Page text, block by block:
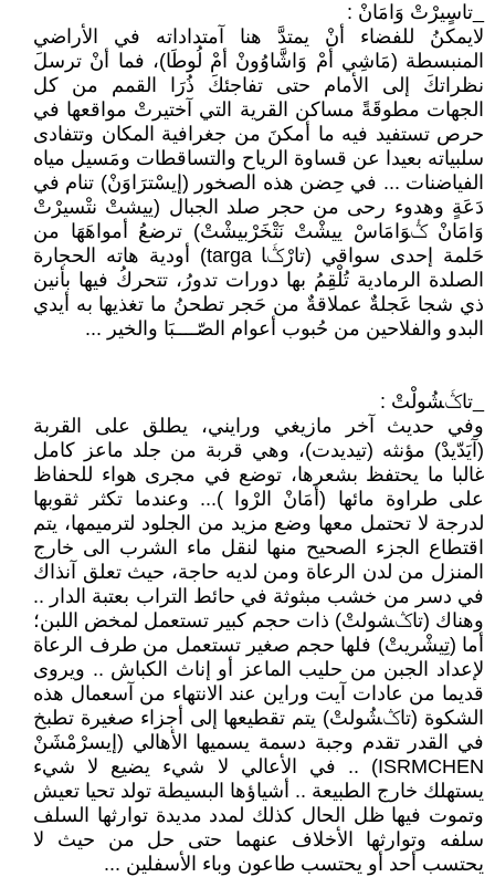
_تاسٍيرْتْ وَامَانْ :
لايمكنُ للفضاء أنْ يمتدَّ هنا آمتداداته في الأراضي
المنبسطة (مَاشِي أَمْ وَاشَّاوُونْ أمْ لُوطَا)، فما أنْ ترسلَ
نظراتكَ إلى الأمام حتى تفاجئكَ ذُرَا القمم من كل
الجهات مطوقَةً مساكن القرية التي آختيرتْ مواقعها في
حرص تستفيد فيه ما أمكنَ من جغرافية المكان وتتفادى
سلبياته بعيدا عن قساوة الرياح والتساقطات ومَسيل مياه
الفياضنات ... في حِضن هذه الصخور (إيسْترَاوَنْ) تنام في
دَعَةٍ وهدوء رحى من حجر صلد الجبال (ييشتْ نتْسيرْتْ
وَامَانْ ݣْوَامَاسْ ييشْتْ نَتْخَرْبيشْتْ) ترضعُ أمواهَهَا من
حَلمة إحدى سواقي (تارْݣَا targa) أودية هاته الحجارة
الصلدة الرمادية تُلْقِمُ بها دورات تدورُ، تتحركُ فيها بأنين
ذي شجا عَجلةٌ عملاقةٌ من حَجر تطحنُ ما تغذيها به أيدي
البدو والفلاحين من حُبوب أعوام الصّــــبَا والخير ...
_تاݣَشُولْتْ :
وفي حديث آخر مازيغي ورايني، يطلق على القربة
(آيَدّيدْ) مؤنثه (تيديدت)، وهي قربة من جلد ماعز كامل
غالبا ما يحتفظ بشعرها، توضع في مجرى هواء للحفاظ
على طراوة مائها (أمَانْ الرْوا )... وعندما تكثر ثقوبها
لدرجة لا تحتمل معها وضع مزيد من الجلود لترميمها، يتم
اقتطاع الجزء الصحيح منها لنقل ماء الشرب الى خارج
المنزل من لدن الرعاة ومن لديه حاجة، حيث تعلق آنذاك
في دسر من خشب مبثوثة في حائط التراب بعتبة الدار ..
وهناك (تاݣشولتْ) ذات حجم كبير تستعمل لمخض اللبن؛
أما (تِيشْريتْ) فلها حجم صغير تستعمل من طرف الرعاة
لإعداد الجبن من حليب الماعز أو إناث الكباش .. ويروى
قديما من عادات آيت وراين عند الانتهاء من آسعمال هذه
الشكوة (تاݣشُولتْ) يتم تقطيعها إلى أجزاء صغيرة تطبخ
في القدر تقدم وجبة دسمة يسميها الأهالي (إيسرْمْشَنْ
ISRMCHEN) .. في الأعالي لا شيء يضيع لا شيء
يستهلك خارج الطبيعة .. أشياؤها البسيطة تولد تحيا تعيش
وتموت فيها ظل الحال كذلك لمدد مديدة توارثها السلف
سلفه وتوارثها الأخلاف عنهما حتى حل من حيث لا
يحتسب أحد أو يحتسب طاعون وباء الأسفلين ...